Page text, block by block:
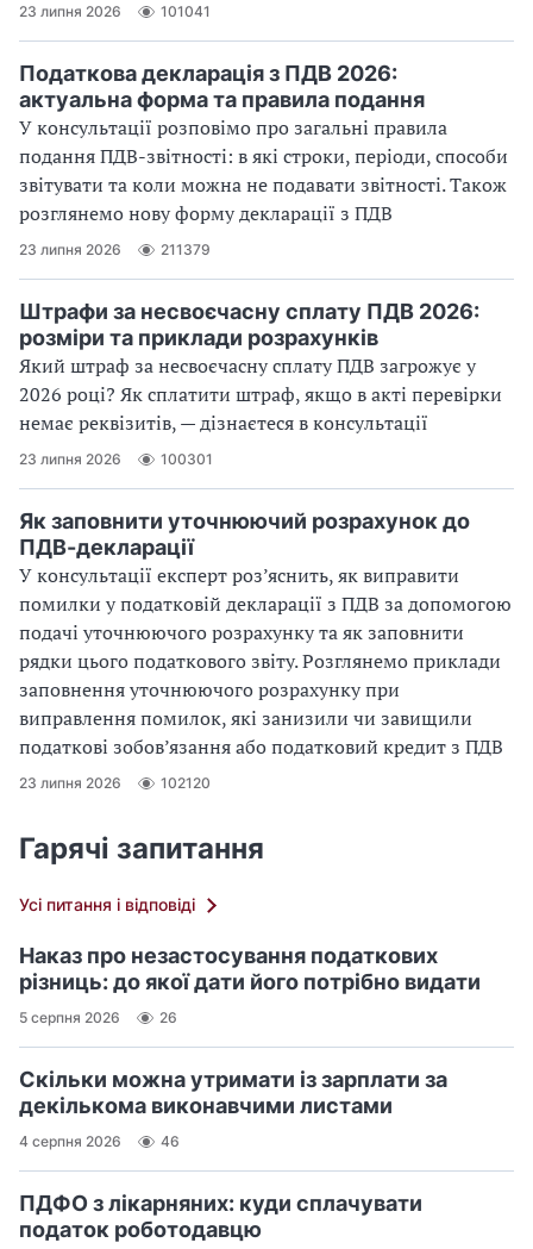
23 липня 2026 101041
Податкова декларація з ПДВ 2026:
актуальна форма та правила подання
У консультації розповімо про загальні правила
подання ПДВ-звітності: в які строки, періоди, способи
звітувати та коли можна не подавати звітності. Також
розглянемо нову форму декларації з ПДВ
23 липня 2026 211379
Штрафи за несвоєчасну сплату ПДВ 2026:
розміри та приклади розрахунків
Який штраф за несвоєчасну сплату ПДВ загрожує у
2026 році? Як сплатити штраф, якщо в акті перевірки
немає реквізитів, — дізнаєтеся в консультації
23 липня 2026 100301
Як заповнити уточнюючий розрахунок до
ПДВ-декларації
У консультації експерт роз’яснить, як виправити
помилки у податковій декларації з ПДВ за допомогою
подачі уточнюючого розрахунку та як заповнити
рядки цього податкового звіту. Розглянемо приклади
заповнення уточнюючого розрахунку при
виправлення помилок, які занизили чи завищили
податкові зобов’язання або податковий кредит з ПДВ
23 липня 2026 102120
Гарячі запитання
Усі питання і відповіді
Наказ про незастосування податкових
різниць: до якої дати його потрібно видати
5 серпня 2026 26
Скільки можна утримати із зарплати за
декількома виконавчими листами
4 серпня 2026 46
ПДФО з лікарняних: куди сплачувати
податок роботодавцю